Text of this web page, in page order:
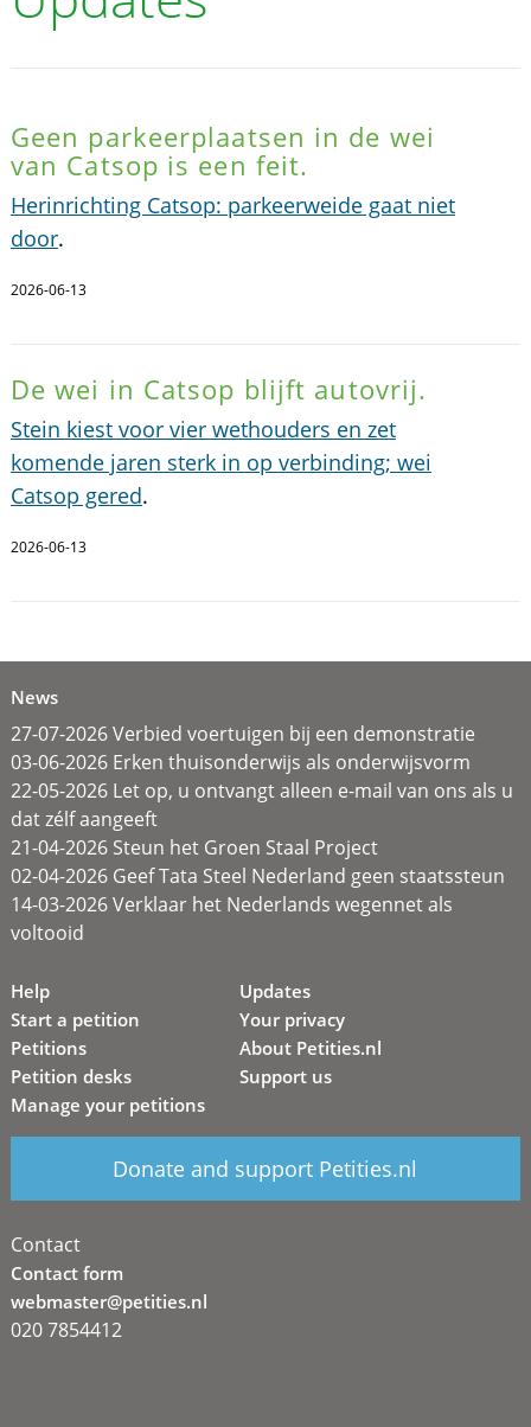
Geen parkeerplaatsen in de wei
van Catsop is een feit.
Herinrichting Catsop: parkeerweide gaat niet
door.
2026-06-13
De wei in Catsop blijft autovrij.
Stein kiest voor vier wethouders en zet
komende jaren sterk in op verbinding; wei
Catsop gered.
2026-06-13
News
27-07-2026 Verbied voertuigen bij een demonstratie
03-06-2026 Erken thuisonderwijs als onderwijsvorm
22-05-2026 Let op, u ontvangt alleen e-mail van ons als u
dat zélf aangeeft
21-04-2026 Steun het Groen Staal Project
02-04-2026 Geef Tata Steel Nederland geen staatssteun
14-03-2026 Verklaar het Nederlands wegennet als
voltooid
Help
Start a petition
Petitions
Petition desks
Manage your petitions
Updates
Your privacy
About Petities.nl
Support us
Donate and support Petities.nl
Contact
Contact form
webmaster@petities.nl
020 7854412